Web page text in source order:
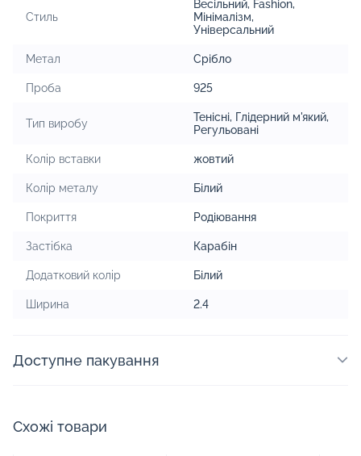
Стиль
Весільний, Fashion,
Мінімалізм,
Універсальний
Метал Срібло
Проба 925
Тип виробу Тенісні, Глідерний м'який,
Регульовані
Колір вставки жовтий
Колір металу Білий
Покриття Родіювання
Застібка Карабін
Додатковий колір Білий
Ширина 2.4
Доступне пакування
Схожі товари